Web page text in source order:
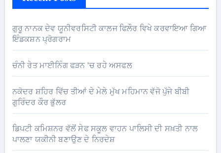
ਗੁਰੂ ਨਾਨਕ ਦੇਵ ਯੂਨੀਵਰਸਿਟੀ ਕਾਲਜ ਫਿਲੌਰ ਵਿਖੇ ਕਰਵਾਇਆ ਗਿਆ
ਇੰਡਕਸ਼ਨ ਪ੍ਰੋਗਰਾਮ
ਚੰਨੀ ਰੇਤ ਮਾਈਨਿੰਗ ਫੜਨ ‘ਚ ਰਹੇ ਅਸਫਲ
ਨਕੋਦਰ ਸ਼ਹਿਰ ਵਿੱਚ ਤੀਆਂ ਦੇ ਮੇਲੇ ਮੁੱਖ ਮਹਿਮਾਨ ਵੱਜੋ ਪੁੱਜੇ ਬੀਬੀ
ਗੁਰਿੰਦਰ ਕੌਰ ਭੁੱਲਰ
ਡਿਪਟੀ ਕਮਿਸ਼ਨਰ ਵੱਲੋਂ ਸੇਫ ਸਕੂਲ ਵਾਹਨ ਪਾਲਿਸੀ ਦੀ ਸਖ਼ਤੀ ਨਾਲ
ਪਾਲਣਾ ਯਕੀਨੀ ਬਣਾਉਣ ਦੇ ਨਿਰਦੇਸ਼